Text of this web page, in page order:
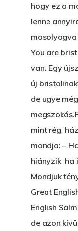
hogy ez a
lenne
You are
van. Egy
új
de ugye
mint régi
mondja: –
hiányzik, ha
Mondjuk
Great
English
de azon